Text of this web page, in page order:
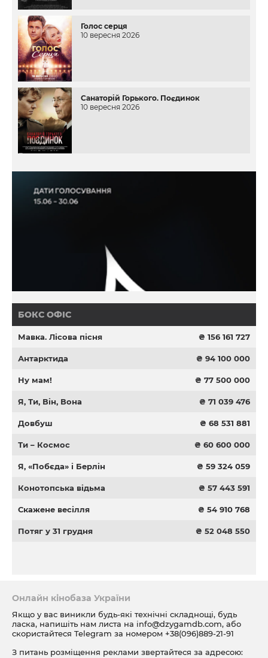
Голос серця
10 вересня 2026
Санаторій Горького. Поєдинок
10 вересня 2026
БОКС ОФІС
Мавка. Лісова пісня ₴ 156 161 727
Антарктида ₴ 94 100 000
Ну мам! ₴ 77 500 000
Я, Ти, Він, Вона ₴ 71 039 476
Довбуш ₴ 68 531 881
Ти – Космос ₴ 60 600 000
Я, «Побєда» і Берлін ₴ 59 324 059
Конотопська відьма ₴ 57 443 591
Скажене весілля ₴ 54 910 768
Потяг у 31 грудня ₴ 52 048 550
Онлайн кінобаза України
Якщо у вас виникли будь-які технічні складнощі, будь
ласка, напишіть нам листа на info@dzygamdb.com, або
скористайтеся Telegram за номером +38(096)889-21-91
З питань розміщення реклами звертайтеся за адресою: